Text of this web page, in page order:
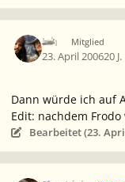
Ich Mitglied
23. April 200620 J.
Dann würde ich auf
Edit: nachdem
Bearbeitet (23.